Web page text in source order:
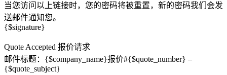
当您访问以上链接时，您的密码将被重置，新的密码我们会发
送邮件通知您。
{$signature}
Quote Accepted 报价请求
邮件标题：{​​$company_name}报价#{$quote_number} –
{$quote_subject}